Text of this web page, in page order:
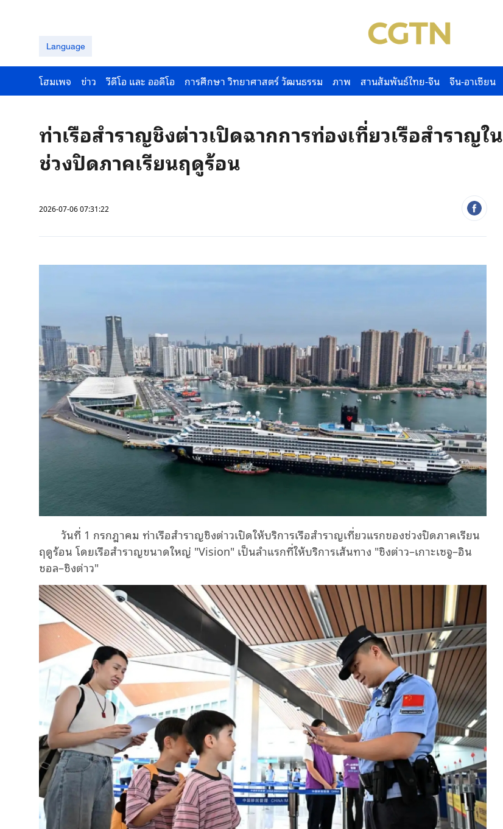
Language
โฮมเพจ ข่าว วีดีโอ และ ออดีโอ การศึกษา วิทยาศาสตร์ วัฒนธรรม ภาพ สานสัมพันธ์ไทย-จีน จีน-อาเซียน
ท่าเรือสำราญชิงต่าวเปิดฉากการท่องเที่ยวเรือสำราญใน
ช่วงปิดภาคเรียนฤดูร้อน
2026-07-06 07:31:22
วันที่ 1 กรกฎาคม ท่าเรือสำราญชิงต่าวเปิดให้บริการเรือสำราญเที่ยวแรกของช่วงปิดภาคเรียน
ฤดูร้อน โดยเรือสำราญขนาดใหญ่ "Vision" เป็นลำแรกที่ให้บริการเส้นทาง "ชิงต่าว–เกาะเซจู–อิน
ชอล–ชิงต่าว"